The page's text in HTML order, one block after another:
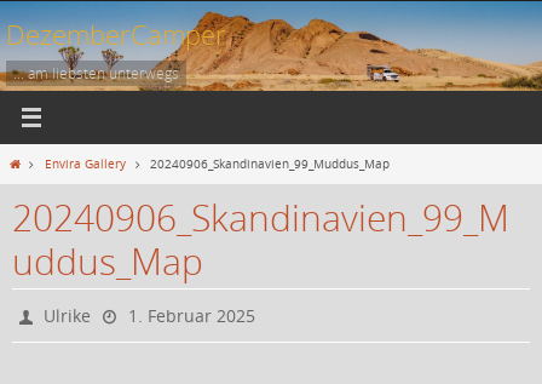
Zum
Inhalt
springen
DezemberCamper
... am liebsten unterwegs
StartEnvira Gallery 20240906_Skandinavien_99_Muddus_Map
20240906_Skandinavien_99_M
uddus_Map
Ulrike 1. Februar 2025